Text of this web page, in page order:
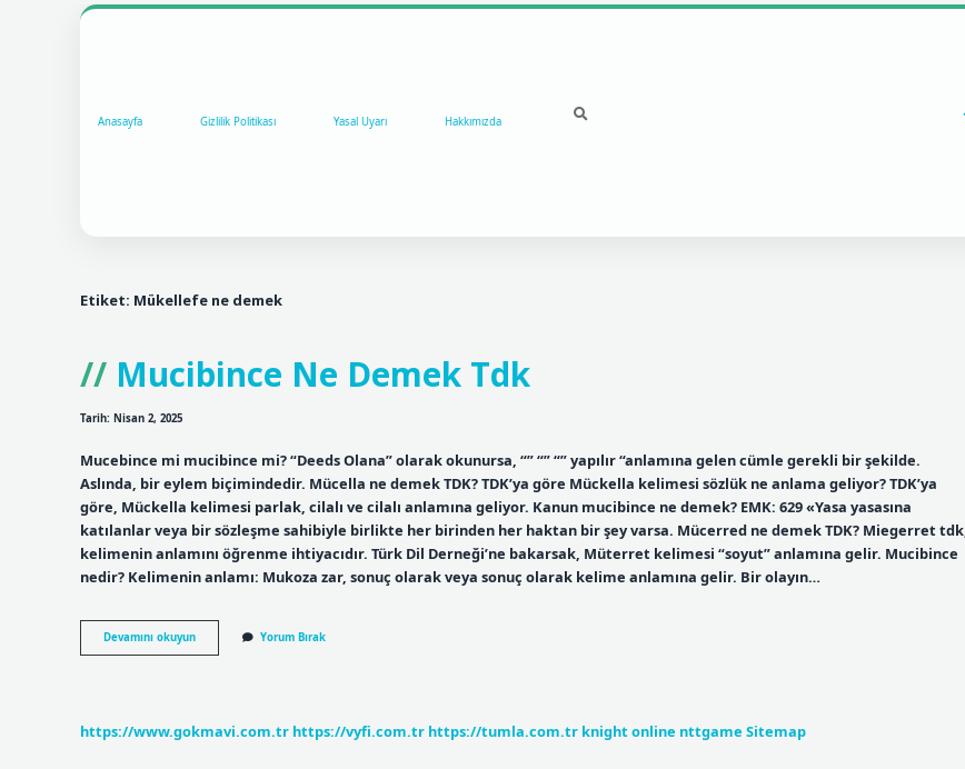
Anasayfa Gizlilik Politikası Yasal Uyarı Hakkımızda
Etiket: Mükellefe ne demek
Mucibince Ne Demek Tdk
Tarih: Nisan 2, 2025
Mucebince mi mucibince mi? “Deeds Olana” olarak okunursa, “” “” “” yapılır “anlamına gelen cümle gerekli bir şekilde.
Aslında, bir eylem biçimindedir. Mücella ne demek TDK? TDK’ya göre Mückella kelimesi sözlük ne anlama geliyor? TDK’ya
göre, Mückella kelimesi parlak, cilalı ve cilalı anlamına geliyor. Kanun mucibince ne demek? EMK: 629 «Yasa yasasına
katılanlar veya bir sözleşme sahibiyle birlikte her birinden her haktan bir şey varsa. Mücerred ne demek TDK? Miegerret tdk,
kelimenin anlamını öğrenme ihtiyacıdır. Türk Dil Derneği’ne bakarsak, Müterret kelimesi “soyut” anlamına gelir. Mucibince
nedir? Kelimenin anlamı: Mukoza zar, sonuç olarak veya sonuç olarak kelime anlamına gelir. Bir olayın…
Devamını okuyunMucibince
Ne
Yorum Bırak
https://www.gokmavi.com.tr https://vyfi.com.tr https://tumla.com.tr knight online nttgame Sitemap